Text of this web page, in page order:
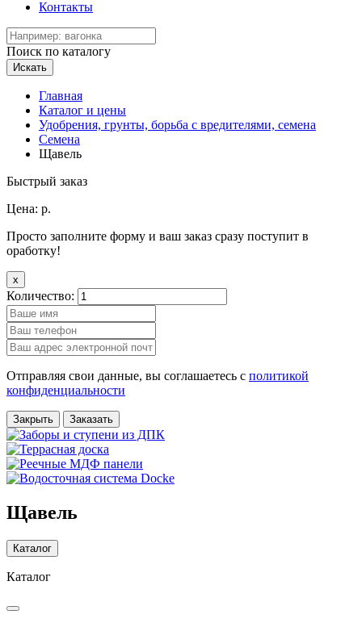
Контакты
Поиск по каталогу
Искать
Главная
Каталог и цены
Удобрения, грунты, борьба с вредителями, семена
Семена
Щавель
Быстрый заказ
Цена: р.
Просто заполните форму и ваш заказ сразу поступит в
оработку!
x
Количество:
Отправляя свои данные, вы соглашаетесь с политикой
конфиденциальности
Закрыть Заказать
Щавель
Каталог
Каталог